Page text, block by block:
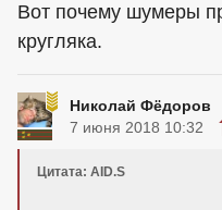
Вот почему шумеры
кругляка.
Николай Фёдоров
7 июня 2018 10:32
Цитата: AID.S